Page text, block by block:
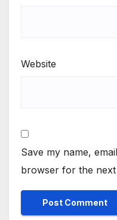
Website
Save my name,
browser for the